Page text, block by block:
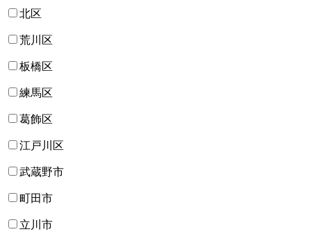
北区
荒川区
板橋区
練馬区
葛飾区
江戸川区
武蔵野市
町田市
立川市